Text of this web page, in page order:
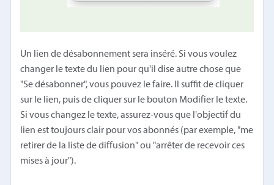
Un lien de désabonnement sera inséré. Si vous voulez
changer le texte du lien pour qu'il dise autre chose que
"Se désabonner", vous pouvez le faire. Il suffit de cliquer
sur le lien, puis de cliquer sur le bouton Modifier le texte.
Si vous changez le texte, assurez-vous que l'objectif du
lien est toujours clair pour vos abonnés (par exemple, "me
retirer de la liste de diffusion" ou "arrêter de recevoir ces
mises à jour").